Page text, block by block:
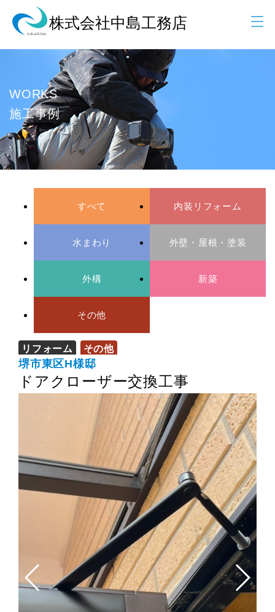
WORKS
施工事例
すべて 内装リフォーム
水まわり 外壁・屋根・塗装
外構 新築
その他
リフォーム その他
堺市東区H様邸
ドアクローザー交換工事